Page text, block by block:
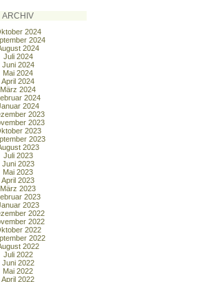
ARCHIV
2024
2024
2024
Juli 2024
Juni 2024
Mai 2024
April 2024
März 2024
2024
2024
2023
2023
2023
2023
2023
Juli 2023
Juni 2023
Mai 2023
April 2023
März 2023
2023
2023
2022
2022
2022
2022
2022
Juli 2022
Juni 2022
Mai 2022
April 2022